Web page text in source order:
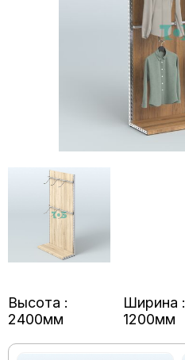
Высота :
2400мм
Ширина :
1200мм